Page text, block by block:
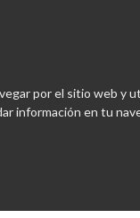
por el sitio web y
en tu